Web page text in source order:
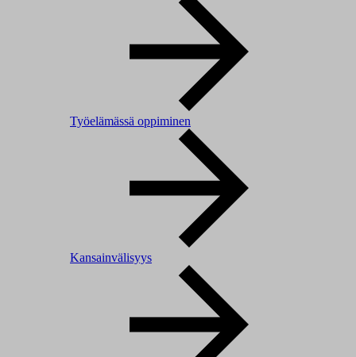
Työelämässä oppiminen
Kansainvälisyys